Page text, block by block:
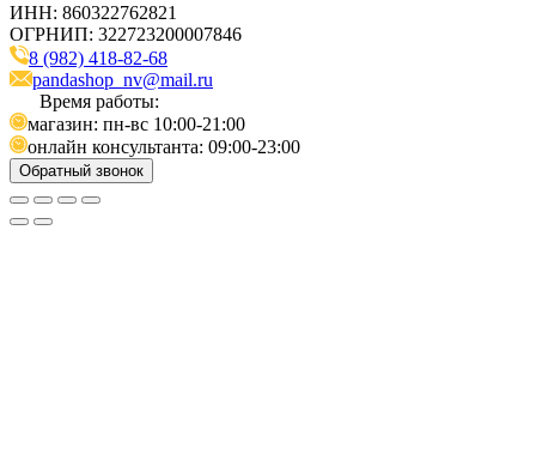
ИНН: 860322762821
ОГРНИП: 322723200007846
8 (982) 418-82-68
pandashop_nv@mail.ru
Время работы:
магазин: пн-вс 10:00-21:00
онлайн консультанта: 09:00-23:00
Обратный звонок